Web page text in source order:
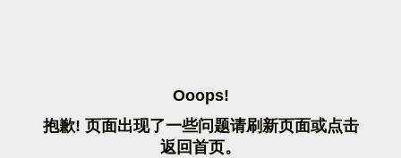
OOOPS!
抱歉! 页面出现了一些问题请刷 新页面或点击
返 回首页。